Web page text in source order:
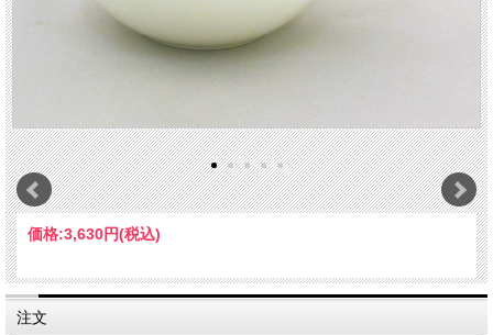
価格:3,630円(税込)
注文